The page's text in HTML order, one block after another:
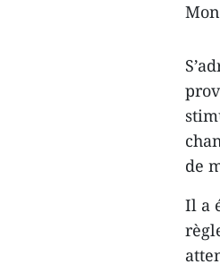
de
Il a